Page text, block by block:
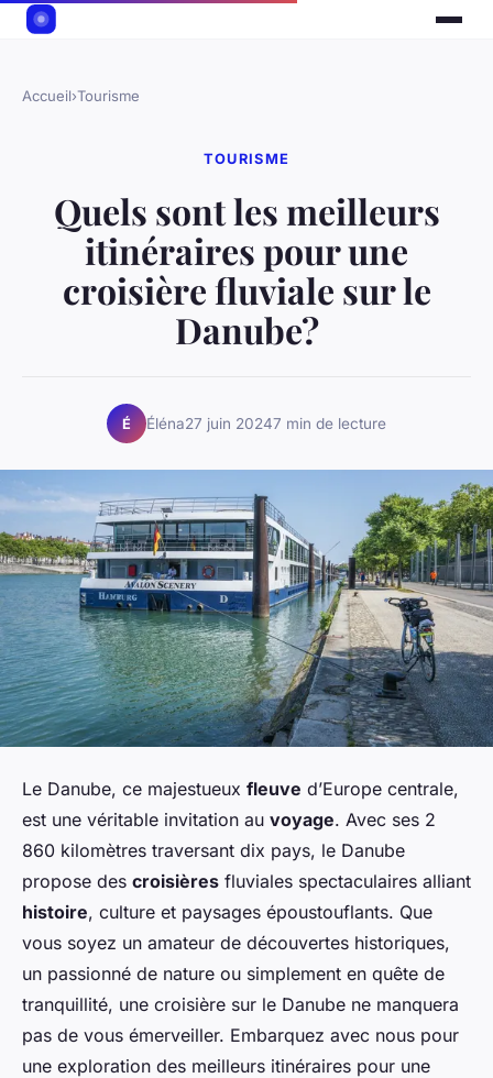
Accueil›Tourisme
TOURISME
Quels sont les meilleurs
itinéraires pour une
croisière fluviale sur le
Danube?
É Éléna27 juin 20247 min de lecture
Le Danube, ce majestueux fleuve d’Europe centrale,
est une véritable invitation au voyage. Avec ses 2
860 kilomètres traversant dix pays, le Danube
propose des croisières fluviales spectaculaires alliant
histoire, culture et paysages époustouflants. Que
vous soyez un amateur de découvertes historiques,
un passionné de nature ou simplement en quête de
tranquillité, une croisière sur le Danube ne manquera
pas de vous émerveiller. Embarquez avec nous pour
une exploration des meilleurs itinéraires pour une